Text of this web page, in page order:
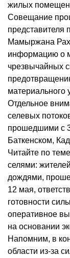
жилых
Совещание
представителя
Мамыржана
информацию о
чрезвычайных
материального
Отдельное
селевых
прошедшими с
Баткенском,
Читайте по
селями:
дождями,
12 мая,
готовности
оперативное
на основании
Напомним, в
области из-за